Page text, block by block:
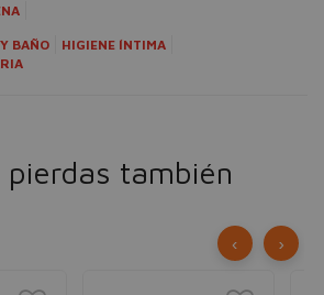
BAÑO
HIGIENE ÍNTIMA
pierdas también
‹ ›